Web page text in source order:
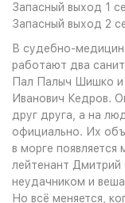
Запасный выход 1
Запасный выход 2
В судебно-
работают два
Пал Палыч Шишко и
Иванович Кедров.
друг друга, а на
официально. Их
в морге
лейтенант Дмитрий
неудачником и
Но всё меняется,